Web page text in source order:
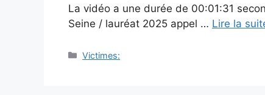
La vidéo a une durée de 00:01:31
Seine / lauréat 2025 appel … Lire la
Catégories
Victimes: